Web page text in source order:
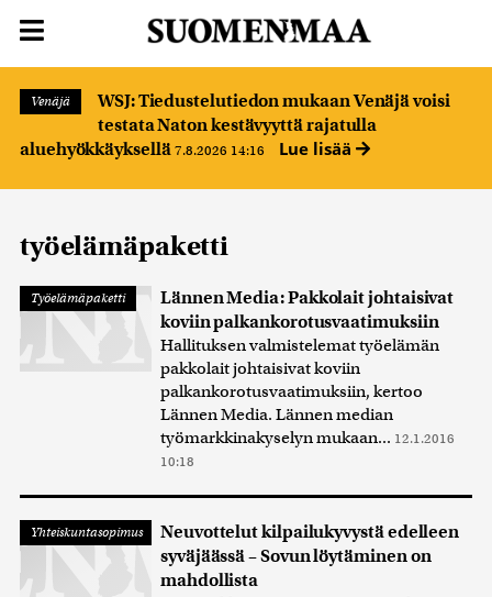
Venäjä
WSJ: Tiedustelutiedon mukaan Venäjä voisi
testata Naton kestävyyttä rajatulla
aluehyökkäyksellä 7.8.2026 14:16 Lue lisää
työelämäpaketti
Työelämäpaketti
Lännen Media: Pakkolait johtaisivat
koviin palkankorotusvaatimuksiin
Hallituksen valmistelemat työelämän
pakkolait johtaisivat koviin
palkankorotusvaatimuksiin, kertoo
Lännen Media. Lännen median
työmarkkinakyselyn mukaan... 12.1.2016
10:18
Yhteiskuntasopimus
Neuvottelut kilpailukyvystä edelleen
syväjäässä – Sovun löytäminen on
mahdollista